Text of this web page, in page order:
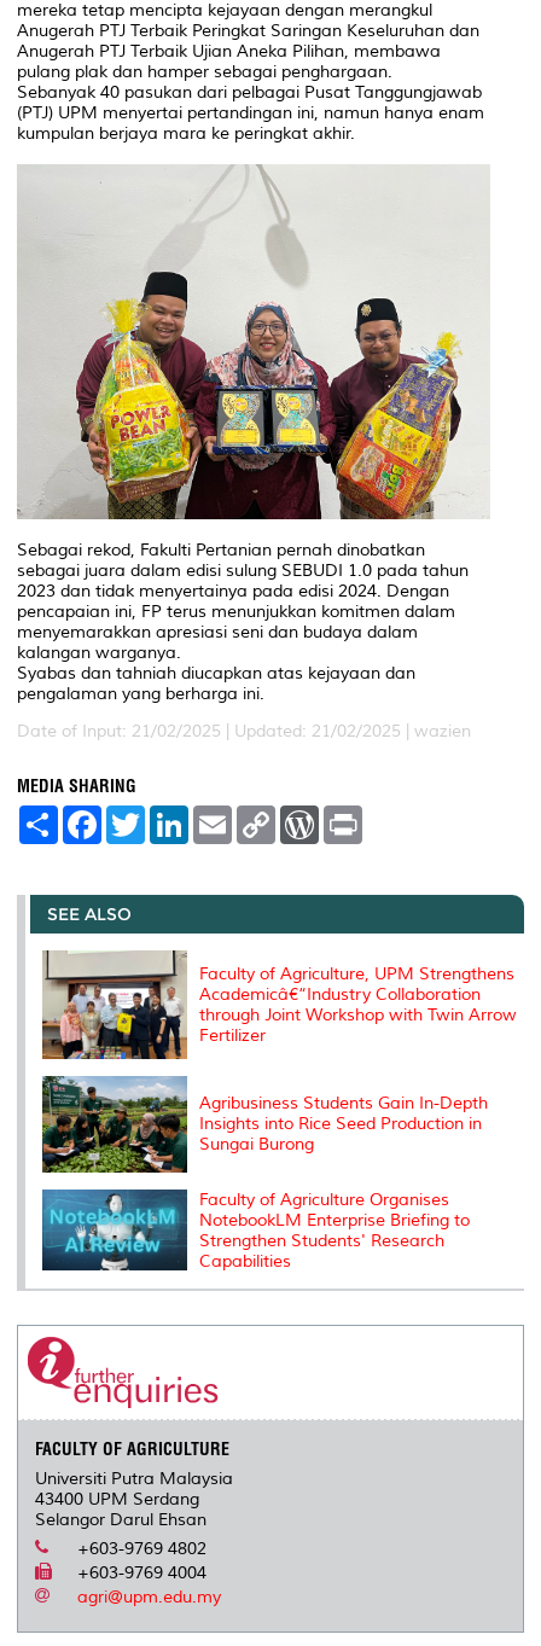
mereka tetap mencipta kejayaan dengan merangkul
Anugerah PTJ Terbaik Peringkat Saringan Keseluruhan dan
Anugerah PTJ Terbaik Ujian Aneka Pilihan, membawa
pulang plak dan hamper sebagai penghargaan.
Sebanyak 40 pasukan dari pelbagai Pusat Tanggungjawab
(PTJ) UPM menyertai pertandingan ini, namun hanya enam
kumpulan berjaya mara ke peringkat akhir.
Sebagai rekod, Fakulti Pertanian pernah dinobatkan
sebagai juara dalam edisi sulung SEBUDI 1.0 pada tahun
2023 dan tidak menyertainya pada edisi 2024. Dengan
pencapaian ini, FP terus menunjukkan komitmen dalam
menyemarakkan apresiasi seni dan budaya dalam
kalangan warganya.
Syabas dan tahniah diucapkan atas kejayaan dan
pengalaman yang berharga ini.
Date of Input: 21/02/2025 | Updated: 21/02/2025 | wazien
MEDIA SHARING
S
e
F
a
b
o
o
k
T
w
t
r
L
e
I
E
m
l
C
L
n
W
P
e
s
t
SEE ALSO
Faculty of Agriculture, UPM Strengthens
Academicâ€“Industry Collaboration
through Joint Workshop with Twin Arrow
Fertilizer
Agribusiness Students Gain In-Depth
Insights into Rice Seed Production in
Sungai Burong
Faculty of Agriculture Organises
NotebookLM Enterprise Briefing to
Strengthen Students' Research
Capabilities
FACULTY OF AGRICULTURE
Universiti Putra Malaysia
43400 UPM Serdang
Selangor Darul Ehsan
+603-9769 4802
+603-9769 4004
agri@upm.edu.my